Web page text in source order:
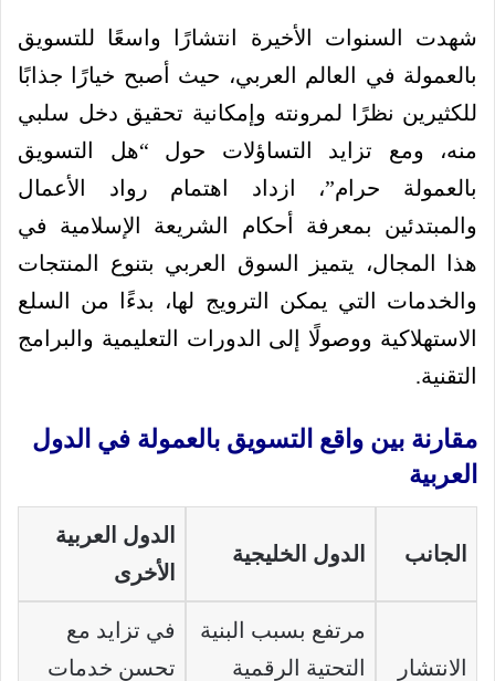
شهدت السنوات الأخيرة انتشارًا واسعًا للتسويق
بالعمولة في العالم العربي، حيث أصبح خيارًا جذابًا
للكثيرين نظرًا لمرونته وإمكانية تحقيق دخل سلبي
منه، ومع تزايد التساؤلات حول “هل التسويق
بالعمولة حرام”، ازداد اهتمام رواد الأعمال
والمبتدئين بمعرفة أحكام الشريعة الإسلامية في
هذا المجال، يتميز السوق العربي بتنوع المنتجات
والخدمات التي يمكن الترويج لها، بدءًا من السلع
الاستهلاكية ووصولًا إلى الدورات التعليمية والبرامج
التقنية.
مقارنة بين واقع التسويق بالعمولة في الدول
العربية
الجانب الدول الخليجية
الدول العربية
الأخرى
الانتشار
مرتفع بسبب البنية
التحتية الرقمية
في تزايد مع
تحسن خدمات